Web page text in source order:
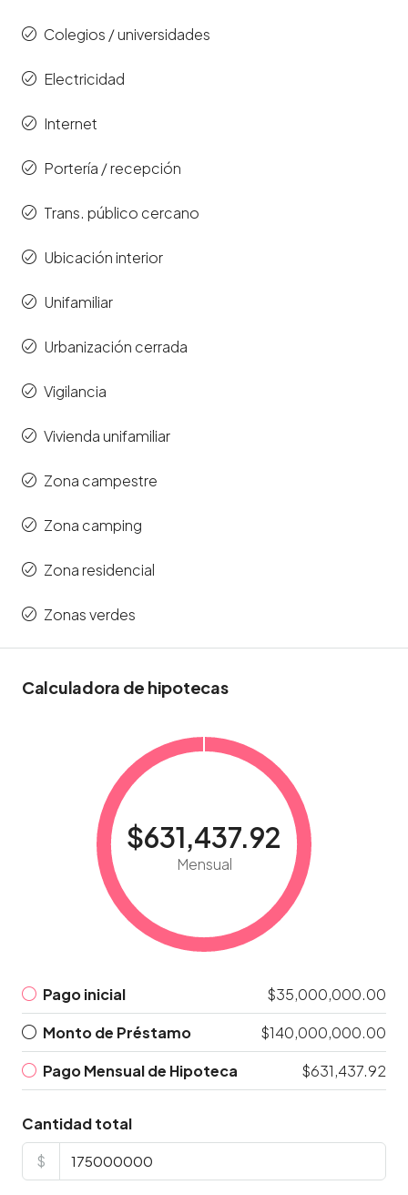
Colegios / universidades
Electricidad
Internet
Portería / recepción
Trans. público cercano
Ubicación interior
Unifamiliar
Urbanización cerrada
Vigilancia
Vivienda unifamiliar
Zona campestre
Zona camping
Zona residencial
Zonas verdes
Calculadora de hipotecas
$631,437.92
Mensual
Pago inicial
$35,000,000.00
Monto de Préstamo
$140,000,000.00
Pago Mensual de Hipoteca
$631,437.92
Cantidad total
$